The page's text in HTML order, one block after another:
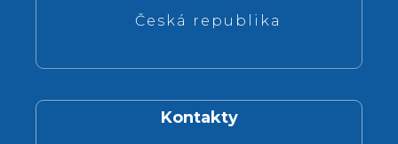
Česká republika
Kontakty